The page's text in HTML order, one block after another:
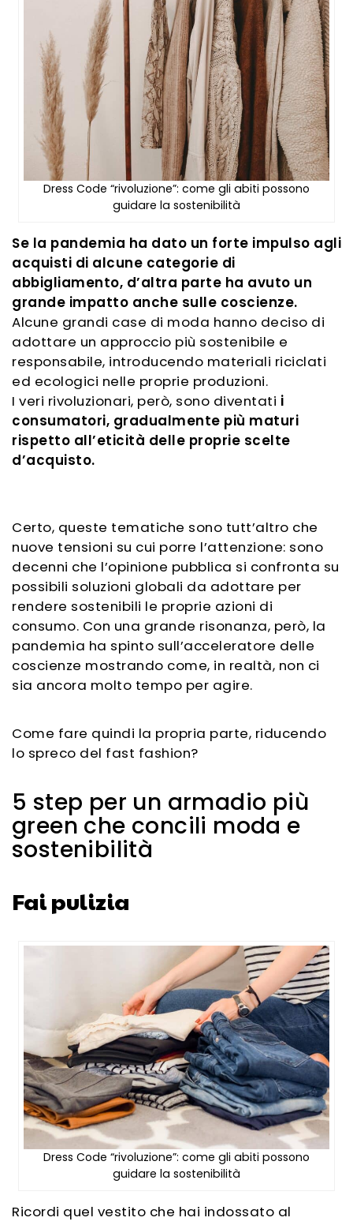
Dress Code “rivoluzione”: come gli abiti possono
guidare la sostenibilità
Se la pandemia ha dato un forte impulso agli
acquisti di alcune categorie di
abbigliamento, d’altra parte ha avuto un
grande impatto anche sulle coscienze.
Alcune grandi case di moda hanno deciso di
adottare un approccio più sostenibile e
responsabile, introducendo materiali riciclati
ed ecologici nelle proprie produzioni.
I veri rivoluzionari, però, sono diventati i
consumatori, gradualmente più maturi
rispetto all’eticità delle proprie scelte
d’acquisto.
Certo, queste tematiche sono tutt’altro che
nuove tensioni su cui porre l’attenzione: sono
decenni che l’opinione pubblica si confronta su
possibili soluzioni globali da adottare per
rendere sostenibili le proprie azioni di
consumo. Con una grande risonanza, però, la
pandemia ha spinto sull’acceleratore delle
coscienze mostrando come, in realtà, non ci
sia ancora molto tempo per agire.
Come fare quindi la propria parte, riducendo
lo spreco del fast fashion?
5 step per un armadio più
green che concili moda e
sostenibilità
Fai pulizia
Dress Code “rivoluzione”: come gli abiti possono
guidare la sostenibilità
Ricordi quel vestito che hai indossato al